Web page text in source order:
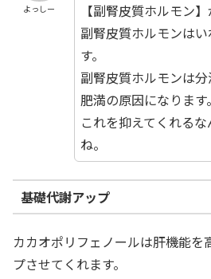
よっしー
【副腎皮質ホルモン】
副腎皮質ホルモンは
す。
副腎皮質ホルモンは
肥満の原因になります。
これを抑えてくれる
ね。
基礎代謝アップ
カカオポリフェノールは肝機能を
プさせてくれます。